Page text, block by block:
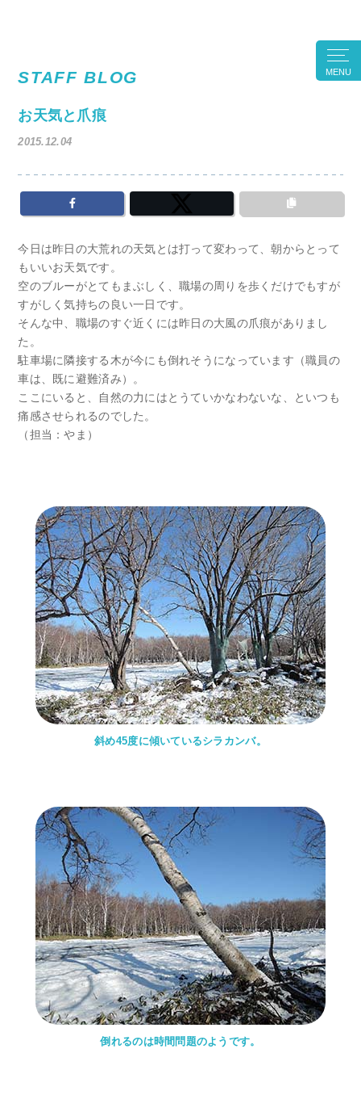
STAFF BLOG
お天気と爪痕
2015.12.04
今日は昨日の大荒れの天気とは打って変わって、朝からとって
もいいお天気です。
空のブルーがとてもまぶしく、職場の周りを歩くだけでもすが
すがしく気持ちの良い一日です。
そんな中、職場のすぐ近くには昨日の大風の爪痕がありまし
た。
駐車場に隣接する木が今にも倒れそうになっています（職員の
車は、既に避難済み）。
ここにいると、自然の力にはとうていかなわないな、といつも
痛感させられるのでした。
（担当：やま）
斜め45度に傾いているシラカンバ。
倒れるのは時間問題のようです。
MENU